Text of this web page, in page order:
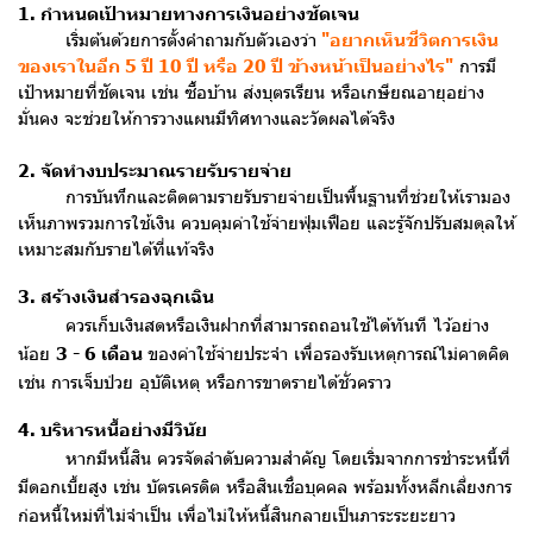
1. กำหนดเป้าหมายทางการเงินอย่างชัดเจน
เริ่มต้นด้วยการตั้งคำถามกับตัวเองว่า "อยากเห็นชีวิตการเงิน
ของเราในอีก 5 ปี 10 ปี หรือ 20 ปี ข้างหน้าเป็นอย่างไร" การมี
เป้าหมายที่ชัดเจน เช่น ซื้อบ้าน ส่งบุตรเรียน หรือเกษียณอายุอย่าง
มั่นคง จะช่วยให้การวางแผนมีทิศทางและวัดผลได้จริง
2. จัดทำงบประมาณรายรับรายจ่าย
การบันทึกและติดตามรายรับรายจ่ายเป็นพื้นฐานที่ช่วยให้เรามอง
เห็นภาพรวมการใช้เงิน ควบคุมค่าใช้จ่ายฟุ่มเฟือย และรู้จักปรับสมดุลให้
เหมาะสมกับรายได้ที่แท้จริง
3. สร้างเงินสำรองฉุกเฉิน
ควรเก็บเงินสดหรือเงินฝากที่สามารถถอนใช้ได้ทันที ไว้อย่าง
น้อย 3 - 6 เดือน ของค่าใช้จ่ายประจำ เพื่อรองรับเหตุการณ์ไม่คาดคิด
เช่น การเจ็บป่วย อุบัติเหตุ หรือการขาดรายได้ชั่วคราว
4. บริหารหนี้อย่างมีวินัย
หากมีหนี้สิน ควรจัดลำดับความสำคัญ โดยเริ่มจากการชำระหนี้ที่
มีดอกเบี้ยสูง เช่น บัตรเครดิต หรือสินเชื่อบุคคล พร้อมทั้งหลีกเลี่ยงการ
ก่อหนี้ใหม่ที่ไม่จำเป็น เพื่อไม่ให้หนี้สินกลายเป็นภาระระยะยาว